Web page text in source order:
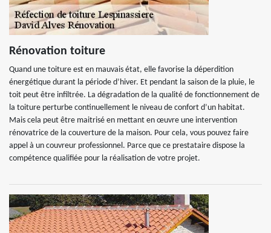
Rénovation toiture
Quand une toiture est en mauvais état, elle favorise la déperdition
énergétique durant la période d’hiver. Et pendant la saison de la pluie, le
toit peut être infiltrée. La dégradation de la qualité de fonctionnement de
la toiture perturbe continuellement le niveau de confort d’un habitat.
Mais cela peut être maitrisé en mettant en œuvre une intervention
rénovatrice de la couverture de la maison. Pour cela, vous pouvez faire
appel à un couvreur professionnel. Parce que ce prestataire dispose la
compétence qualifiée pour la réalisation de votre projet.